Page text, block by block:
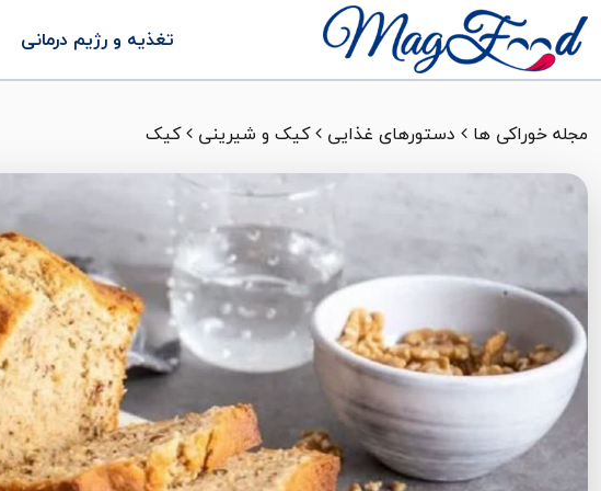
تغذیه و رژیم درمانی
مجله خوراکی ها دستورهای غذایی کیک و شیرینی کیک